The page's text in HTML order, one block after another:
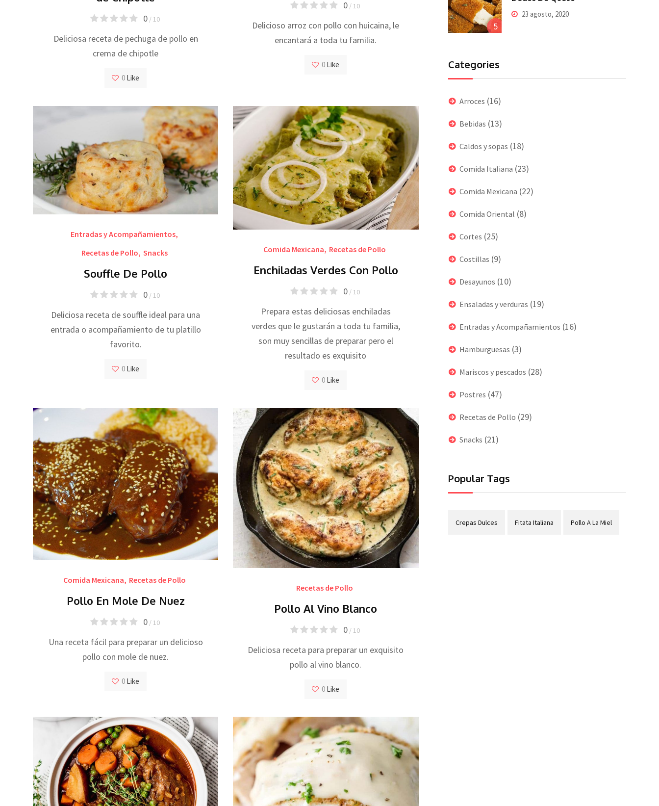
0/ 10
Deliciosa receta de pechuga de pollo en
crema de chipotle
0 Like
0/ 10
Delicioso arroz con pollo con huicaina, le
encantará a toda tu familia.
0 Like
Entradas y Acompañamientos,
Recetas de Pollo, Snacks
Souffle De Pollo
0/ 10
Deliciosa receta de souffle ideal para una
entrada o acompañamiento de tu platillo
favorito.
0 Like
Comida Mexicana, Recetas de Pollo
Enchiladas Verdes Con Pollo
0/ 10
Prepara estas deliciosas enchiladas
verdes que le gustarán a toda tu familia,
son muy sencillas de preparar pero el
resultado es exquisito
0 Like
Comida Mexicana, Recetas de Pollo
Pollo En Mole De Nuez
0/ 10
Una receta fácil para preparar un delicioso
pollo con mole de nuez.
0 Like
Recetas de Pollo
Pollo Al Vino Blanco
0/ 10
Deliciosa receta para preparar un exquisito
pollo al vino blanco.
0 Like
5
23 agosto, 2020
Categories
Arroces (16)
Bebidas (13)
Caldos y sopas (18)
Comida Italiana (23)
Comida Mexicana (22)
Comida Oriental (8)
Cortes (25)
Costillas (9)
Desayunos (10)
Ensaladas y verduras (19)
Entradas y Acompañamientos (16)
Hamburguesas (3)
Mariscos y pescados (28)
Postres (47)
Recetas de Pollo (29)
Snacks (21)
Popular Tags
Crepas Dulces Fitata Italiana Pollo A La Miel